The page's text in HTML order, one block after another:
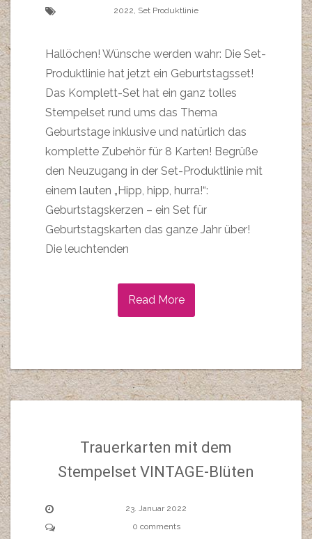
2022, Set Produktlinie
Hallöchen! Wünsche werden wahr: Die Set-
Produktlinie hat jetzt ein Geburtstagsset!
Das Komplett-Set hat ein ganz tolles
Stempelset rund ums das Thema
Geburtstage inklusive und natürlich das
komplette Zubehör für 8 Karten! Begrüße
den Neuzugang in der Set-Produktlinie mit
einem lauten „Hipp, hipp, hurra!“:
Geburtstagskerzen – ein Set für
Geburtstagskarten das ganze Jahr über!
Die leuchtenden
Read More
Trauerkarten mit dem
Stempelset VINTAGE-Blüten
23. Januar 2022
0 comments